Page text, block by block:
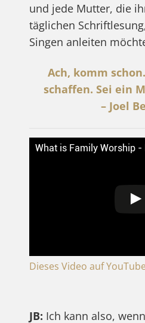
und jede Mutter, die
täglichen
Singen anleiten
Ach, komm
schaffen. Sei ein
– Joel
What is Family Worship -
Dieses Video auf
JB: Ich kann also,